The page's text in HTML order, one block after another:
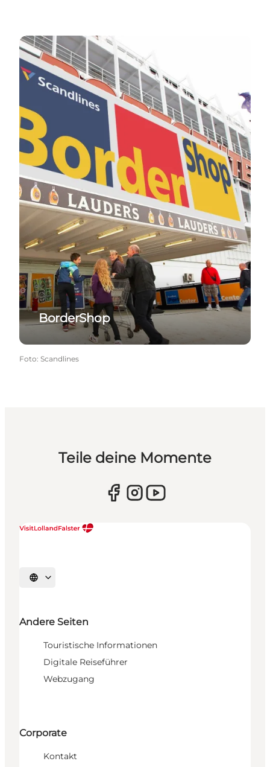
BorderShop
BorderShop
Foto: Scandlines
Teile deine Momente
Sprache auswählen
Andere Seiten
Touristische Informationen
Digitale Reiseführer
Webzugang
Corporate
Kontakt